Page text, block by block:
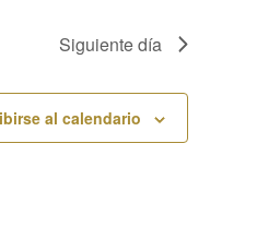
Siguiente día
al calendario